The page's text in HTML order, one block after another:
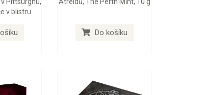
v blistru
Do košíku